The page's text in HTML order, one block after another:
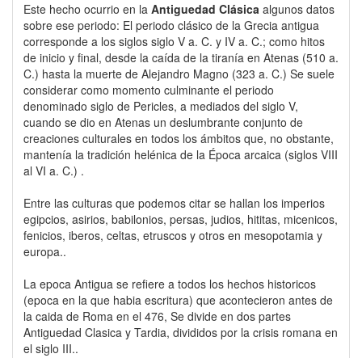
Este hecho ocurrio en la Antiguedad Clásica algunos datos
sobre ese periodo: El periodo clásico de la Grecia antigua
corresponde a los siglos siglo V a. C. y IV a. C.; como hitos
de inicio y final, desde la caída de la tiranía en Atenas (510 a.
C.) hasta la muerte de Alejandro Magno (323 a. C.) Se suele
considerar como momento culminante el periodo
denominado siglo de Pericles, a mediados del siglo V,
cuando se dio en Atenas un deslumbrante conjunto de
creaciones culturales en todos los ámbitos que, no obstante,
mantenía la tradición helénica de la Época arcaica (siglos VIII
al VI a. C.) .
Entre las culturas que podemos citar se hallan los imperios
egipcios, asirios, babilonios, persas, judios, hititas, micenicos,
fenicios, iberos, celtas, etruscos y otros en mesopotamia y
europa..
La epoca Antigua se refiere a todos los hechos historicos
(epoca en la que habia escritura) que acontecieron antes de
la caida de Roma en el 476, Se divide en dos partes
Antiguedad Clasica y Tardia, divididos por la crisis romana en
el siglo III..